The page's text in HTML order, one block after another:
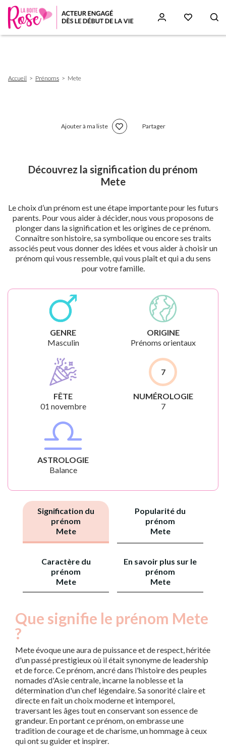
d'Ariane
Accueil Prénoms Mete
Ajouter à ma liste Partager
Découvrez la signification du prénom
Mete
Le choix d’un prénom est une étape importante pour les futurs
parents. Pour vous aider à décider, nous vous proposons de
plonger dans la signification et les origines de ce prénom.
Connaître son histoire, sa symbolique ou encore ses traits
associés peut vous donner des idées et vous aider à choisir un
prénom qui vous ressemble, qui vous plaît et qui a du sens
pour votre famille.
GENRE
Masculin
ORIGINE
Prénoms orientaux
FÊTE
01 novembre
7
NUMÉROLOGIE
7
ASTROLOGIE
Balance
Signification du
prénom
Mete
Popularité du
prénom
Mete
Caractère du
prénom
Mete
En savoir plus sur le
prénom
Mete
Que signifie le prénom Mete
?
Mete évoque une aura de puissance et de respect, héritée
d'un passé prestigieux où il était synonyme de leadership
et de force. Ce prénom, ancré dans l'histoire des peuples
nomades d'Asie centrale, incarne la noblesse et la
détermination d'un chef légendaire. Sa sonorité claire et
directe en fait un choix moderne et intemporel,
traversant les âges tout en conservant son essence de
grandeur. En portant ce prénom, on embrasse une
tradition de courage et de charisme, un hommage à ceux
qui ont su guider et inspirer.